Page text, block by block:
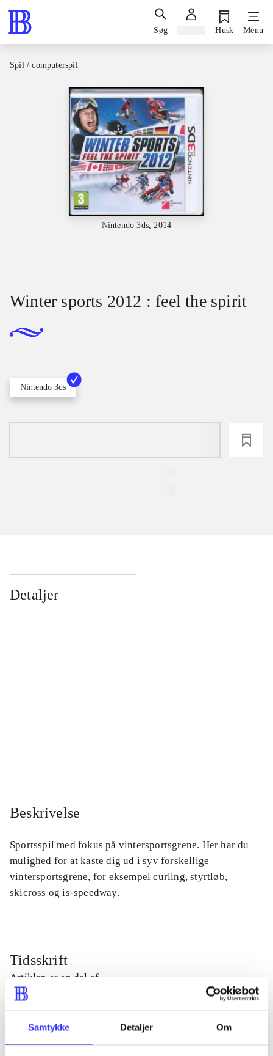
Samtykke Detaljer Om
Søg Husk Menu
Spil / computerspil
Nintendo 3ds, 2014
Winter sports 2012 : feel the spirit
Nintendo 3ds
Detaljer
Beskrivelse
Sportsspil med fokus på vintersportsgrene. Her har du
mulighed for at kaste dig ud i syv forskellige
vintersportsgrene, for eksempel curling, styrtløb,
skicross og is-speedway.
Tidsskrift
Artiklen er en del af
Tidsskrift
Artiklerne ihandler ofte om